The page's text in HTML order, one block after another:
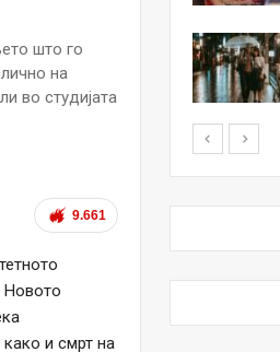
што го
на
во студијата
9.661
Новото
и смрт на
не е на арно! Жена
Итна помош по